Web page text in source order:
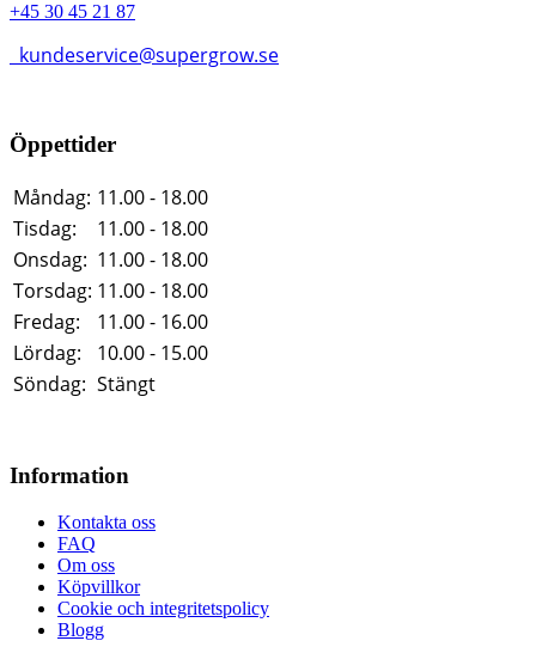
+45 30 45 21 87
kundeservice@supergrow.se
Öppettider
Måndag: 11.00 - 18.00
Tisdag:
11.00 - 18.00
Onsdag: 11.00 - 18.00
Torsdag: 11.00 - 18.00
Fredag:
11.00 - 16.00
Lördag:
10.00 - 15.00
Söndag: Stängt
Information
Kontakta oss
FAQ
Om oss
Köpvillkor
Cookie och integritetspolicy
Blogg